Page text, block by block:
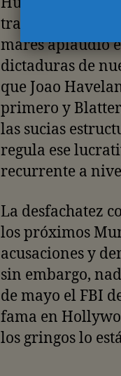
transitoriamente,
mares aplaudió
dictaduras de
que Joao
primero y
las sucias
regula ese
recurrente a
La desfachatez
los próximos
acusaciones y
sin embargo,
de mayo el FBI
fama en
los gringos lo